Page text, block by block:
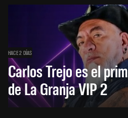
HACE 2 DÍAS
Carlos Trejo es el
de La Granja VIP 2